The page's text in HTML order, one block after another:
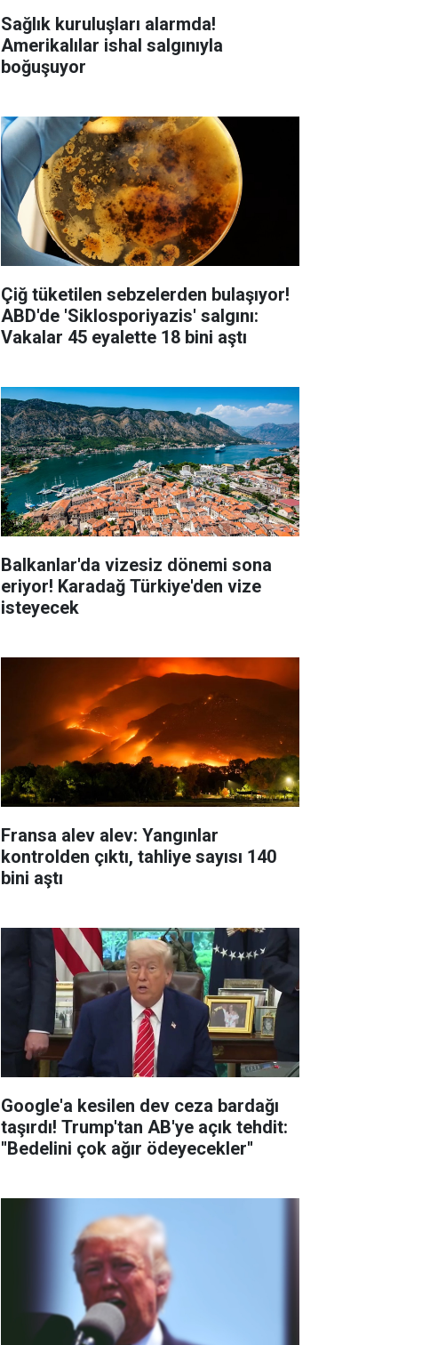
Sağlık kuruluşları alarmda!
Amerikalılar ishal salgınıyla
boğuşuyor
Çiğ tüketilen sebzelerden bulaşıyor!
ABD'de 'Siklosporiyazis' salgını:
Vakalar 45 eyalette 18 bini aştı
Balkanlar'da vizesiz dönemi sona
eriyor! Karadağ Türkiye'den vize
isteyecek
Fransa alev alev: Yangınlar
kontrolden çıktı, tahliye sayısı 140
bini aştı
Google'a kesilen dev ceza bardağı
taşırdı! Trump'tan AB'ye açık tehdit:
''Bedelini çok ağır ödeyecekler''